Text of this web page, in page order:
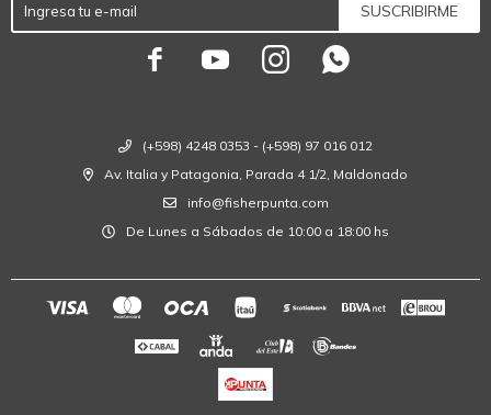
(+598) 4248 0353 - (+598) 97 016 012
Av. Italia y Patagonia, Parada 4 1/2, Maldonado
info@fisherpunta.com
De Lunes a Sábados de 10:00 a 18:00 hs
SUSCRIBIRME
   